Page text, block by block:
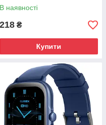
В наявності
218 ₴
Купити